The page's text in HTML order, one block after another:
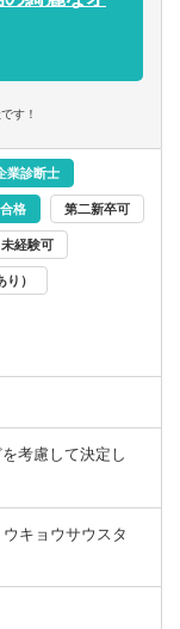
す！
業診断士
格 第二新卒可
未経験可
）
考慮して決定し
キョウサウスタ